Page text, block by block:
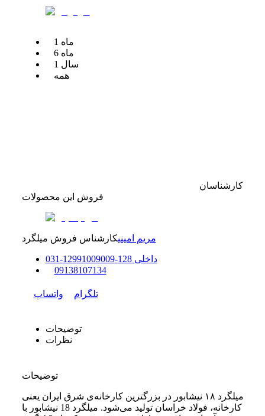
1 ماه
6 ماه
1 سال
همه
کارشناسان
فروش این محصولات
مریم امینیکارشناس فروش میلگرد
داخلی128-129
91009009
-
031
09138107134
تلگرام واتساپ
توضیحات
نظرات
توضیحات
میلگرد ۱۸ نیشابور در بزرگترین کارخانه‌ی شرق ایران یعنی
کارخانه، فولاد خراسان تولید می‌شود. میلگرد 18 نیشابور با